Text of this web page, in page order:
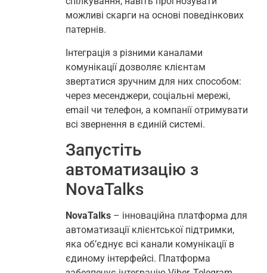
можливі скарги на основі поведінкових
патернів.
Інтеграція з різними каналами
комунікації дозволяє клієнтам
звертатися зручним для них способом:
через месенджери, соціальні мережі,
email чи телефон, а компанії отримувати
всі звернення в єдиній системі.
Запустіть
автоматизацію з
NovaTalks
NovaTalks – інноваційна платформа для
автоматизації клієнтської підтримки,
яка об’єднує всі канали комунікації в
єдиному інтерфейсі. Платформа